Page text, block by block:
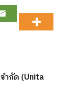
กัด (Unita